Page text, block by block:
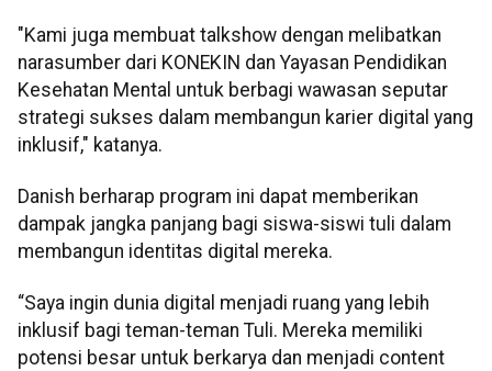
"Kami juga membuat talkshow dengan melibatkan
narasumber dari KONEKIN dan Yayasan Pendidikan
Kesehatan Mental untuk berbagi wawasan seputar
strategi sukses dalam membangun karier digital yang
inklusif," katanya.
Danish berharap program ini dapat memberikan
dampak jangka panjang bagi siswa-siswi tuli dalam
membangun identitas digital mereka.
“Saya ingin dunia digital menjadi ruang yang lebih
inklusif bagi teman-teman Tuli. Mereka memiliki
potensi besar untuk berkarya dan menjadi content